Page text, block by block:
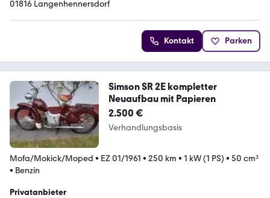
01816 Langenhennersdorf
Kontakt Parken
Simson SR 2E kompletter
Neuaufbau mit Papieren
2.500 €
Verhandlungsbasis
Mofa/Mokick/Moped • EZ 01/1961 • 250 km • 1 kW (1 PS) • 50 cm³
• Benzin
Privatanbieter